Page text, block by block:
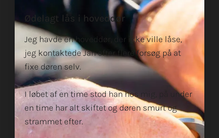
Ødelagt lås i hoveddør
Jeg havde en hoveddør, der ikke ville låse,
jeg kontaktede Jan efter flere forsøg på at
fixe døren selv.
I løbet af en time stod han hos mig, på under
en time har alt skiftet og døren smurt og
strammet efter.